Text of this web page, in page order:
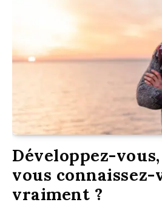
Développez-
vous connaissez-
vraiment ?